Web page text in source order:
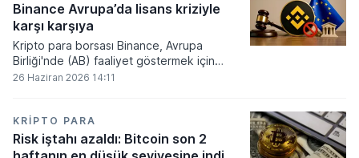
Binance Avrupa’da lisans kriziyle
karşı karşıya
Kripto para borsası Binance, Avrupa
Birliği'nde (AB) faaliyet göstermek için
gerekli düzenleyici onayları alamadı.
26 Haziran 2026 14:11
KRIPTO PARA
Risk iştahı azaldı: Bitcoin son 2